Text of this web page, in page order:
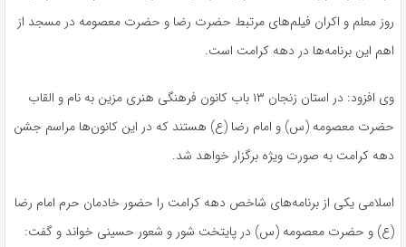
روز معلم و اکران فیلم‌های مرتبط حضرت رضا و حضرت معصومه در مسجد از
اهم این برنامه‌ها در دهه کرامت است.
وی افزود: در استان زنجان ۱۳ باب کانون فرهنگی هنری مزین به نام و القاب
حضرت معصومه (س) و امام رضا (ع) هستند که در این کانون‌ها مراسم جشن
دهه کرامت به صورت ویژه برگزار خواهد شد.
اسلامی یکی از برنامه‌های شاخص دهه کرامت را حضور خادمان حرم امام رضا
(ع) و حضرت معصومه (س) در پایتخت شور و شعور حسینی خواند و گفت: